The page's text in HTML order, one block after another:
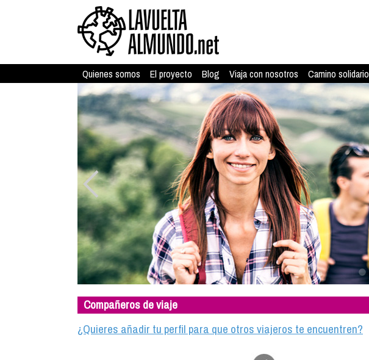
Quienes somos El proyecto Blog Viaja con nosotros Camino solidario
Compañeros de viaje
¿Quieres añadir tu perfil para que otros viajeros te encuentren?